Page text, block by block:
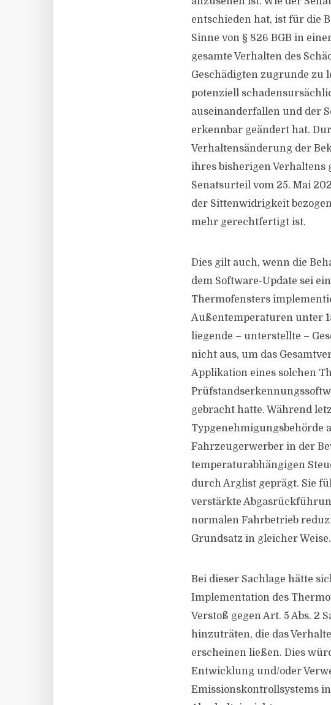
entschieden hat, ist für die
Sinne von § 826 BGB in
gesamte Verhalten des
Geschädigten zugrunde zu
potenziell
auseinanderfallen und der
erkennbar geändert hat.
Verhaltensänderung der
ihres bisherigen Verhaltens
Senatsurteil vom 25. Mai
der Sittenwidrigkeit
mehr gerechtfertigt ist.
Dies gilt auch, wenn die
dem Software-Update sei
Thermofensters
Außentemperaturen unter
liegende – unterstellte –
nicht aus, um das
Applikation eines solchen
gebracht hatte. Während
Typgenehmigungsbehörde
Fahrzeugerwerber in der
temperaturabhängigen
durch Arglist geprägt. Sie
verstärkte
normalen Fahrbetrieb
Grundsatz in gleicher Weise.
Bei dieser Sachlage hätte
Implementation des
Verstoß gegen Art. 5 Abs. 2
hinzuträten, die das
erscheinen ließen. Dies
Entwicklung und/oder
Emissionskontrollsystems